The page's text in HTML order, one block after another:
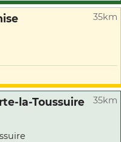
35km
la-Toussuire 35km